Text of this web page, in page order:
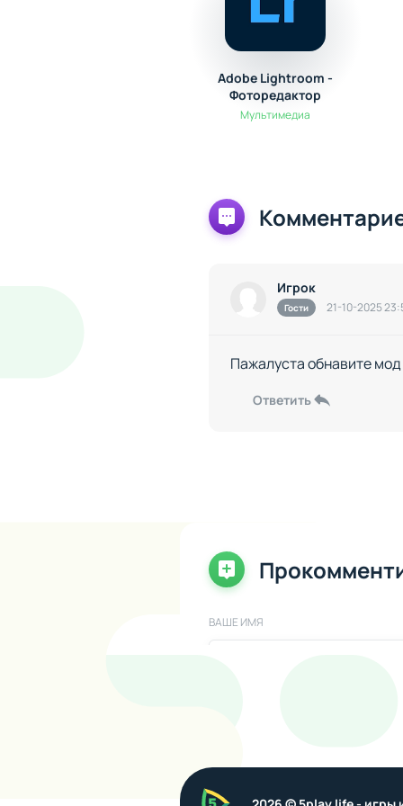
Adobe Lightroom -
Фоторедактор
Мультимедиа
Игрок
Гости 21-10-2025
Пажалуста обнавите
Ответить
ВАШЕ ИМЯ
5play